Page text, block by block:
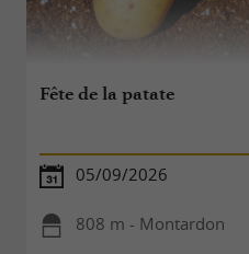
Fête de la patate
05/09/2026
808 m - Montardon